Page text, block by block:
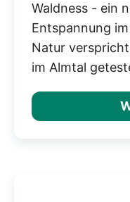
Waldness - ein
Entspannung
Natur
im Almtal